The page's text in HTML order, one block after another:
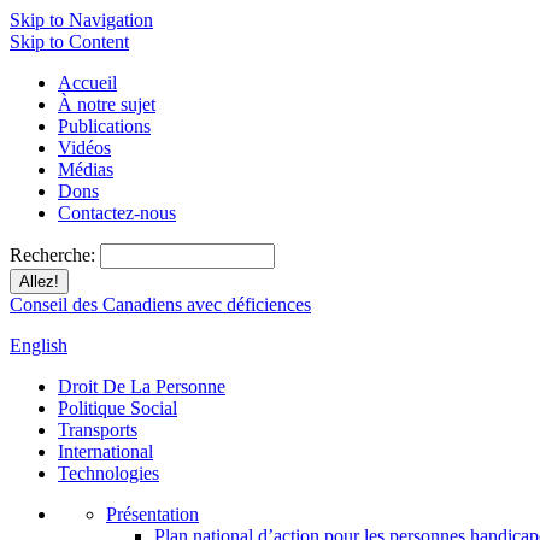
Skip to Navigation
Skip to Content
Accueil
À notre sujet
Publications
Vidéos
Médias
Dons
Contactez-nous
Recherche:
Conseil des Canadiens avec déficiences
English
Droit De La Personne
Politique Social
Transports
International
Technologies
Présentation
Plan national d’action pour les personnes